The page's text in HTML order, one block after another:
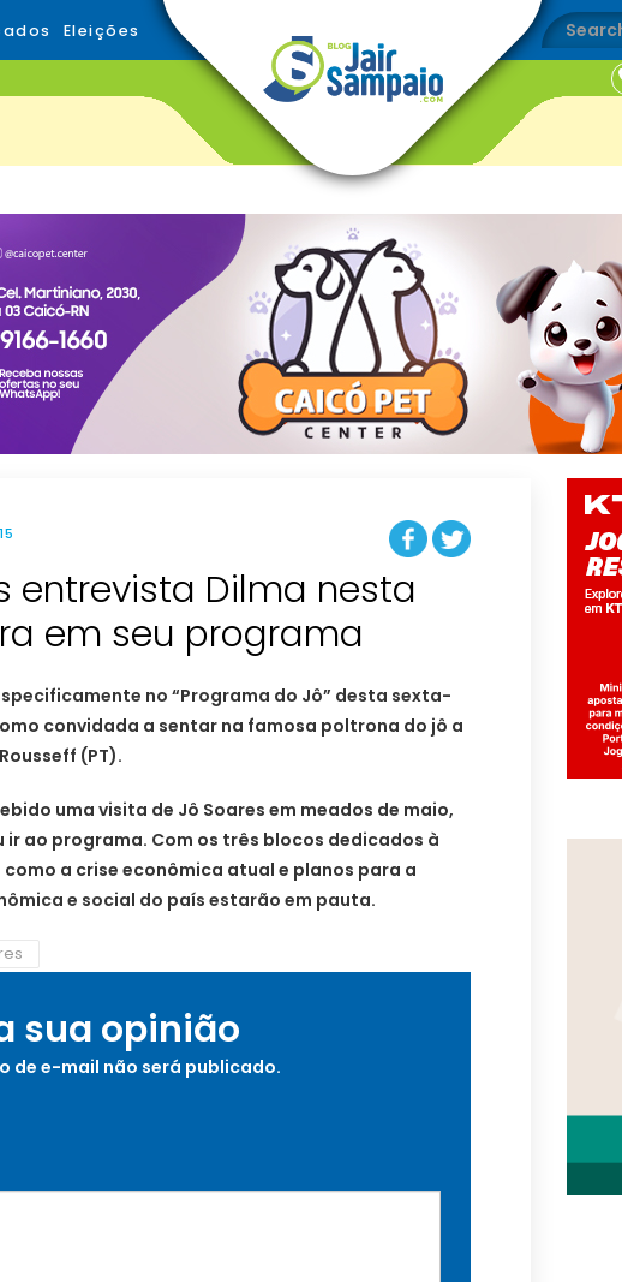
Eleições
entrevista Dilma nesta
em seu programa
no “Programa do Jô” desta sexta-
convidada a sentar na famosa poltrona do jô a
(PT).
uma visita de Jô Soares em meados de maio,
ir ao programa. Com os três blocos dedicados à
a crise econômica atual e planos para a
e social do país estarão em pauta.
sua opinião
de e-mail não será publicado.